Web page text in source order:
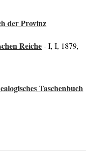
der Provinz
Reiche- I, I, 1879,
Taschenbuch